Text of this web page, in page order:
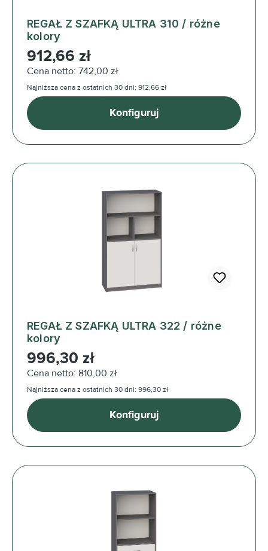
REGAŁ Z SZAFKĄ ULTRA 310 / różne
kolory
Cena regularna:
912,66 zł
Cena netto: 742,00 zł
Najniższa cena z ostatnich 30 dni: 912,66 zł
Konfiguruj
REGAŁ Z SZAFKĄ ULTRA 322 / różne
kolory
Cena regularna:
996,30 zł
Cena netto: 810,00 zł
Najniższa cena z ostatnich 30 dni: 996,30 zł
Konfiguruj